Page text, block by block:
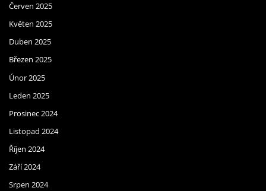
Červen 2025
Květen 2025
Duben 2025
Březen 2025
Únor 2025
Leden 2025
Prosinec 2024
Listopad 2024
Říjen 2024
Září 2024
Srpen 2024